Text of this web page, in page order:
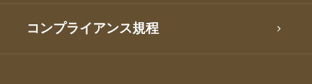
コンプライアンス規程